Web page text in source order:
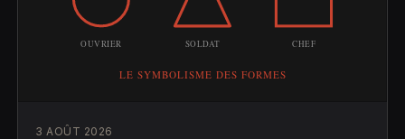
3 AOÛT 2026